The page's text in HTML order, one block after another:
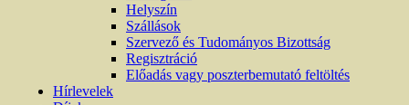
Helyszín
Szállások
Szervező és Tudományos Bizottság
Regisztráció
Előadás vagy poszterbemutató feltöltés
Hírlevelek